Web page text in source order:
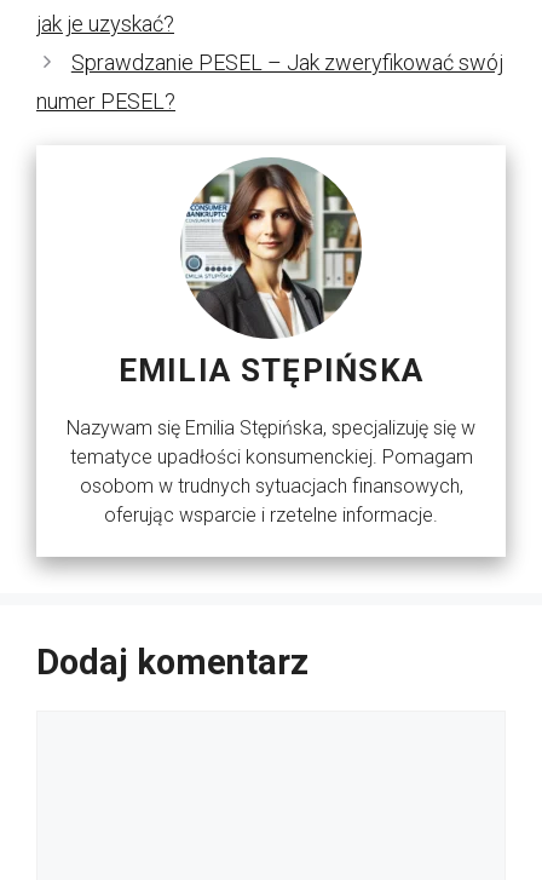
jak je uzyskać?
Sprawdzanie PESEL – Jak zweryfikować swój
numer PESEL?
EMILIA STĘPIŃSKA
Nazywam się Emilia Stępińska, specjalizuję się w
tematyce upadłości konsumenckiej. Pomagam
osobom w trudnych sytuacjach finansowych,
oferując wsparcie i rzetelne informacje.
Dodaj komentarz